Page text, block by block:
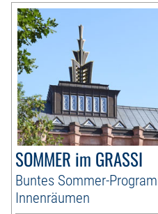
SOMMER im GRASSI
Buntes Sommer-
Innenräumen